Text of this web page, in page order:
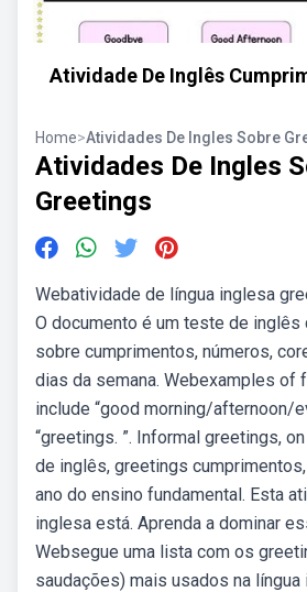
Atividade De Inglês
Home>Atividades De Ingles Sobre
Atividades De Ingles
Greetings
Webatividade de língua inglesa
O documento é um teste de
sobre cumprimentos, números,
dias da semana. Webexamples of
include “good morning/afternoon/
“greetings. ”. Informal greetings,
de inglês, greetings
ano do ensino fundamental. Esta
inglesa está. Aprenda a dominar
Websegue uma lista com os
saudações) mais usados na língua